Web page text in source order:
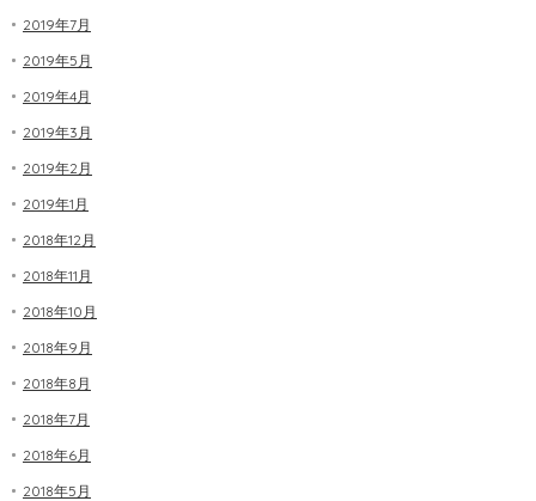
2019年7月
2019年5月
2019年4月
2019年3月
2019年2月
2019年1月
2018年12月
2018年11月
2018年10月
2018年9月
2018年8月
2018年7月
2018年6月
2018年5月